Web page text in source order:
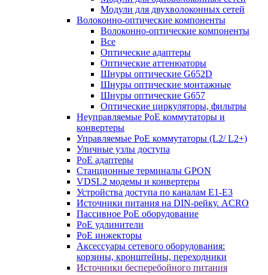
Модули для двухволоконных сетей
Волоконно-оптические компоненты
Волоконно-оптические компоненты
Все
Оптические адаптеры
Оптические аттенюаторы
Шнуры оптические G652D
Шнуры оптические монтажные
Шнуры оптические G657
Оптические циркуляторы, фильтры
Неуправляемые PoE коммутаторы и
конвертеры
Управляемые PoE коммутаторы (L2/ L2+)
Уличные узлы доступа
PoE адаптеры
Станционные терминалы GPON
VDSL2 модемы и конвертеры
Устройства доступа по каналам E1-E3
Источники питания на DIN-рейку. ACRO
Пассивное PoE оборудование
PoE удлинители
PoE инжекторы
Аксессуары сетевого оборудования:
корзины, кронштейны, переходники
Источники бесперебойного питания